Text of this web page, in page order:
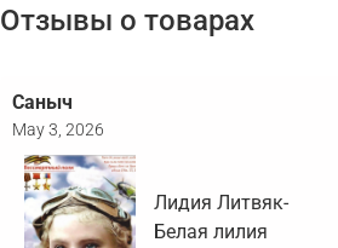
Отзывы о товарах
Саныч
May 3, 2026
Лидия Литвяк-
Белая лилия